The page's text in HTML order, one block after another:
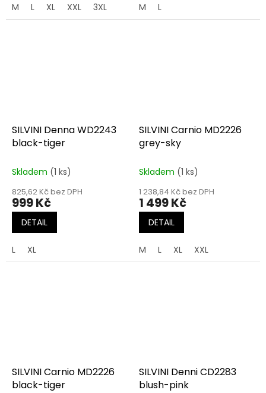
M L XL XXL 3XL M L
SILVINI Denna WD2243
black-tiger
Skladem (1 ks)
825,62 Kč bez DPH
999 Kč
DETAIL
L XL
SILVINI Carnio MD2226
grey-sky
Skladem (1 ks)
1 238,84 Kč bez DPH
1 499 Kč
DETAIL
M L XL XXL
SILVINI Carnio MD2226
black-tiger
SILVINI Denni CD2283
blush-pink